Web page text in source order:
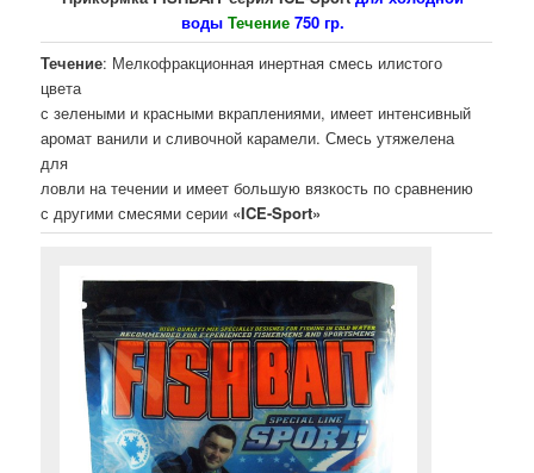
воды Течение 750 гр.
Течение: Мелкофракционная инертная смесь илистого
цвета
с зелеными и красными вкраплениями, имеет интенсивный
аромат ванили и сливочной карамели. Смесь утяжелена
для
ловли на течении и имеет большую вязкость по сравнению
с другими смесями серии «ICE-Sport»